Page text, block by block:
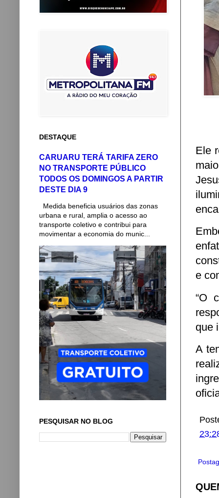
Ele
e
“O
que
A
DESTAQUE
CARUARU TERÁ TARIFA ZERO
NO TRANSPORTE PÚBLICO
TODOS OS DOMINGOS A PARTIR
DESTE DIA 9
Medida beneficia usuários das zonas
urbana e rural, amplia o acesso ao
transporte coletivo e contribui para
movimentar a economia do munic...
PESQUISAR NO BLOG